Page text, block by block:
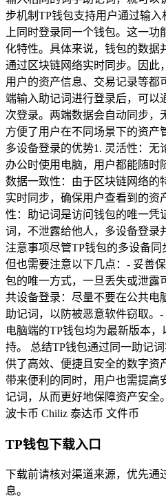
步机制TP钱包支持用户通过输
上同时登录同一个钱包。这一
化特性。具体来说，钱包的数据
通过区块链网络实时同步。因此
用户的资产信息、交易记录等都
端输入助记词进行登录后，可以
次登录。两端数据会自动同步，
方便了用户在不同场景下的资产
多设备登录的优势1. 灵活性：无
办公时使用电脑，用户都能随时
数据一致性：由于区块链网络的
实时同步，确保用户查看到的资
性：助记词是访问钱包的唯一凭
词，不泄露给他人，多设备登录
注意事项尽管TP钱包的多设备同
但也需要注意以下几点：- 妥善
包的唯一方式，一旦丢失或泄露
共设备登录：尽量不要在公共电
助记词，以防被恶意软件窃取。
电脑端的TP钱包均为最新版本
持。 总结TP钱包通过同一助记
供了高效、便捷且安全的数字资
带来便利的同时，用户也需提高
记词，从而更好地保障资产安全。
波卡币 Chiliz 泰达币 文件币
TP钱包下载入口
下载前请核对渠道来源，优先通
息。